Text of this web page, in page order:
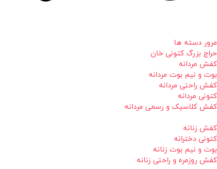
مرور دسته ها
حراج بزرگ کتونی خان
کفش مردانه
بوت و نیم بوت مردانه
کفش راحتی مردانه
کتونی مردانه
کفش کلاسیک و رسمی مردانه
کفش زنانه
کتونی دخترانه
بوت و نیم بوت زنانه
کفش روزمره و راحتی زنانه